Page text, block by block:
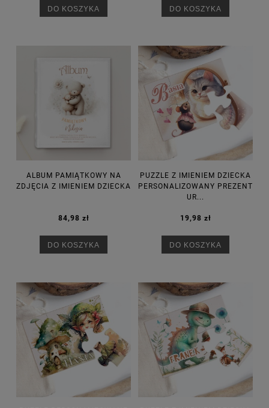
DO KOSZYKA DO KOSZYKA
ALBUM PAMIĄTKOWY NA
ZDJĘCIA Z IMIENIEM DZIECKA
84,98 zł
DO KOSZYKA
PUZZLE Z IMIENIEM DZIECKA
PERSONALIZOWANY PREZENT
UR...
19,98 zł
DO KOSZYKA